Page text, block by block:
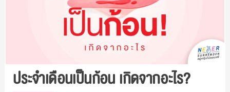
ประจำเดือนเป็นก้อน เกิดจากอะไร?